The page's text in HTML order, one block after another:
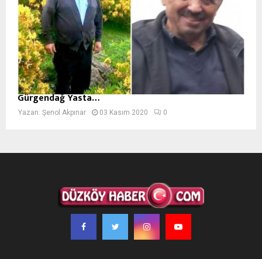
Gürgendağ Yasta…
Yazan: Şenol Akpınar 03 Kasım 2020 0